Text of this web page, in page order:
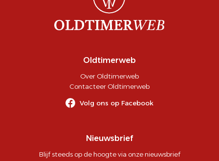
Oldtimerweb
Over Oldtimerweb
Contacteer Oldtimerweb
Volg ons op Facebook
Nieuwsbrief
Blijf steeds op de hoogte via onze nieuwsbrief